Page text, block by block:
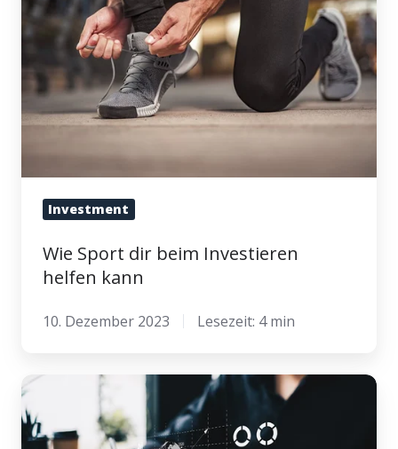
beim
Investieren
helfen
kann
Investment
Wie Sport dir beim Investieren
helfen kann
10. Dezember 2023 Lesezeit: 4 min
Wie
sieht
eine